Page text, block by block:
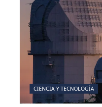
CIENCIA Y TECNOLOGÍA